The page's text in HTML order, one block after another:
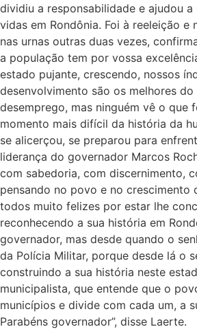
dividiu a responsabilidade e ajudou a
vidas em Rondônia. Foi à reeleição e
nas urnas outras duas vezes,
a população tem por vossa
estado pujante, crescendo, nossos
desenvolvimento são os melhores
desemprego, mas ninguém vê o que
momento mais difícil da história da
se alicerçou, se preparou para
liderança do governador Marcos
com sabedoria, com discernimento,
pensando no povo e no crescimento
todos muito felizes por estar lhe
reconhecendo a sua história em
governador, mas desde quando o
da Polícia Militar, porque desde lá o
construindo a sua história neste
municipalista, que entende que o
municípios e divide com cada um, a
Parabéns governador”, disse Laerte.